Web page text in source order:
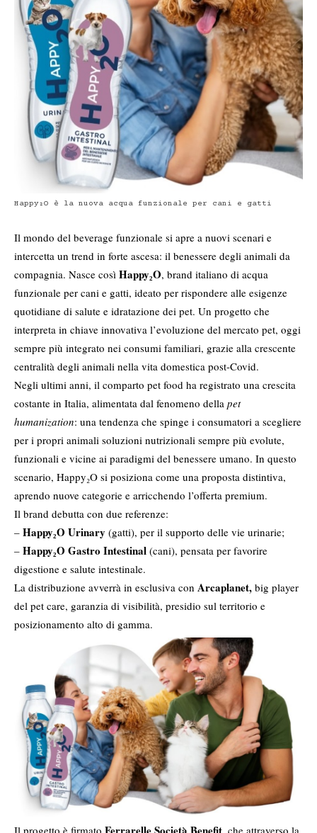
Happy₂O è la nuova acqua funzionale per cani e gatti
Il mondo del beverage funzionale si apre a nuovi scenari e
intercetta un trend in forte ascesa: il benessere degli animali da
compagnia. Nasce così Happy₂O, brand italiano di acqua
funzionale per cani e gatti, ideato per rispondere alle esigenze
quotidiane di salute e idratazione dei pet. Un progetto che
interpreta in chiave innovativa l’evoluzione del mercato pet, oggi
sempre più integrato nei consumi familiari, grazie alla crescente
centralità degli animali nella vita domestica post-Covid.
Negli ultimi anni, il comparto pet food ha registrato una crescita
costante in Italia, alimentata dal fenomeno della pet
humanization: una tendenza che spinge i consumatori a scegliere
per i propri animali soluzioni nutrizionali sempre più evolute,
funzionali e vicine ai paradigmi del benessere umano. In questo
scenario, Happy₂O si posiziona come una proposta distintiva,
aprendo nuove categorie e arricchendo l’offerta premium.
Il brand debutta con due referenze:
– Happy₂O Urinary (gatti), per il supporto delle vie urinarie;
– Happy₂O Gastro Intestinal (cani), pensata per favorire
digestione e salute intestinale.
La distribuzione avverrà in esclusiva con Arcaplanet, big player
del pet care, garanzia di visibilità, presidio sul territorio e
posizionamento alto di gamma.
Il progetto è firmato Ferrarelle Società Benefit, che attraverso la